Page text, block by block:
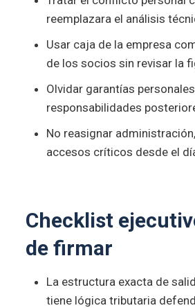
reemplazara el análisis
Usar caja de la empresa
de los socios sin revisar la
Olvidar garantías
responsabilidades
No reasignar
accesos críticos desde el
Checklist
de firmar
La estructura exacta de
tiene lógica tributaria